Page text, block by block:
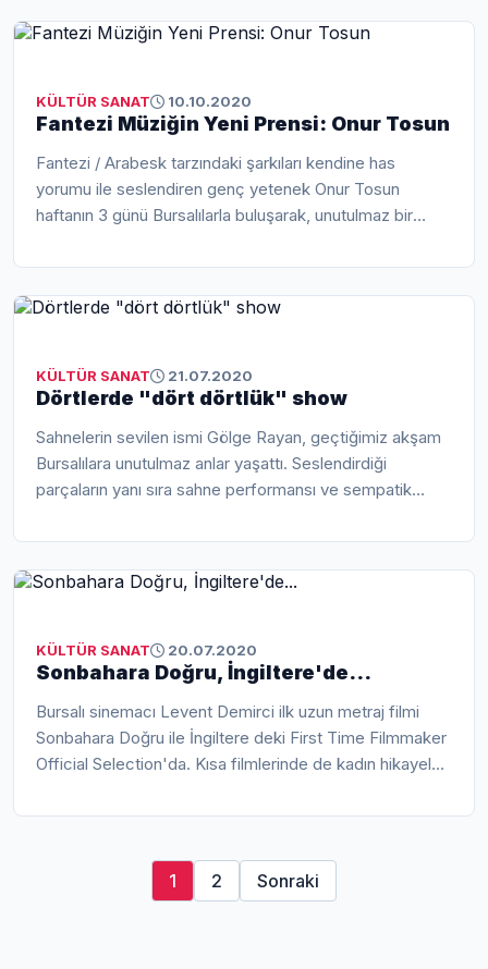
KÜLTÜR SANAT 10.10.2020
Fantezi Müziğin Yeni Prensi: Onur Tosun
Fantezi / Arabesk tarzındaki şarkıları kendine has
yorumu ile seslendiren genç yetenek Onur Tosun
haftanın 3 günü Bursalılarla buluşarak, unutulmaz bir
KÜLTÜR SANAT 21.07.2020
Dörtlerde "dört dörtlük" show
Sahnelerin sevilen ismi Gölge Rayan, geçtiğimiz akşam
Bursalılara unutulmaz anlar yaşattı. Seslendirdiği
parçaların yanı sıra sahne performansı ve sempatik
KÜLTÜR SANAT 20.07.2020
Sonbahara Doğru, İngiltere'de...
Bursalı sinemacı Levent Demirci ilk uzun metraj filmi
Sonbahara Doğru ile İngiltere deki First Time Filmmaker
Official Selection'da. Kısa filmlerinde de kadın hikayeleri
1 2 Sonraki